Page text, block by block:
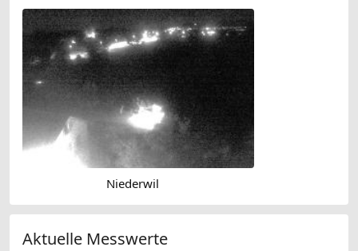
Niederwil
Aktuelle Messwerte